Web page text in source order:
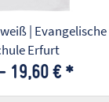
| Evangelische
Erfurt
19,60 € *